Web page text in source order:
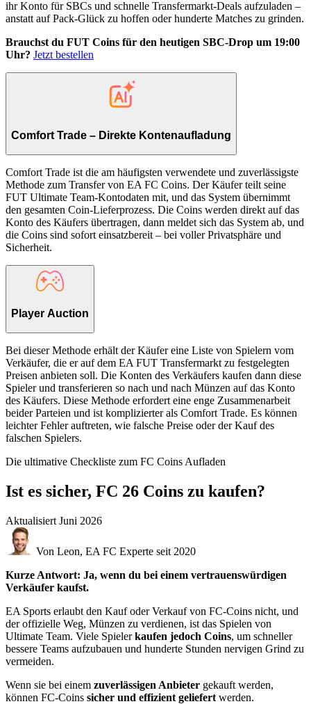
ihr Konto für SBCs und schnelle Transfermarkt-Deals aufzuladen –
anstatt auf Pack-Glück zu hoffen oder hunderte Matches zu grinden.
Brauchst du FUT Coins für den heutigen SBC-Drop um 19:00
Uhr? Jetzt bestellen
Comfort Trade – Direkte Kontenaufladung
Comfort Trade ist die am häufigsten verwendete und zuverlässigste
Methode zum Transfer von EA FC Coins. Der Käufer teilt seine
FUT Ultimate Team-Kontodaten mit, und das System übernimmt
den gesamten Coin-Lieferprozess. Die Coins werden direkt auf das
Konto des Käufers übertragen, dann meldet sich das System ab, und
die Coins sind sofort einsatzbereit – bei voller Privatsphäre und
Sicherheit.
Player Auction
Bei dieser Methode erhält der Käufer eine Liste von Spielern vom
Verkäufer, die er auf dem EA FUT Transfermarkt zu festgelegten
Preisen anbieten soll. Die Konten des Verkäufers kaufen dann diese
Spieler und transferieren so nach und nach Münzen auf das Konto
des Käufers. Diese Methode erfordert eine enge Zusammenarbeit
beider Parteien und ist komplizierter als Comfort Trade. Es können
leichter Fehler auftreten, wie falsche Preise oder der Kauf des
falschen Spielers.
Die ultimative Checkliste zum FC Coins Aufladen
Ist es sicher, FC 26 Coins zu kaufen?
Aktualisiert Juni 2026
Von Leon, EA FC Experte seit 2020
Kurze Antwort: Ja, wenn du bei einem vertrauenswürdigen
Verkäufer kaufst.
EA Sports erlaubt den Kauf oder Verkauf von FC-Coins nicht, und
der offizielle Weg, Münzen zu verdienen, ist das Spielen von
Ultimate Team. Viele Spielerkaufen jedoch Coins, um schneller
bessere Teams aufzubauen und hunderte Stunden nervigen Grind zu
vermeiden.
Wenn sie bei einem zuverlässigen Anbieter gekauft werden,
können FC-Coins sicher und effizient geliefert werden.